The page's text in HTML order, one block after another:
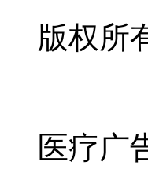
版权所
医疗广